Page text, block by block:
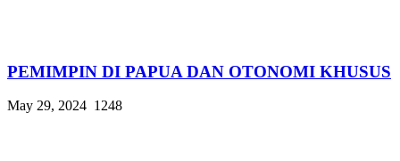
PEMIMPIN DI PAPUA DAN OTONOMI KHUSUS
May 29, 2024 1248